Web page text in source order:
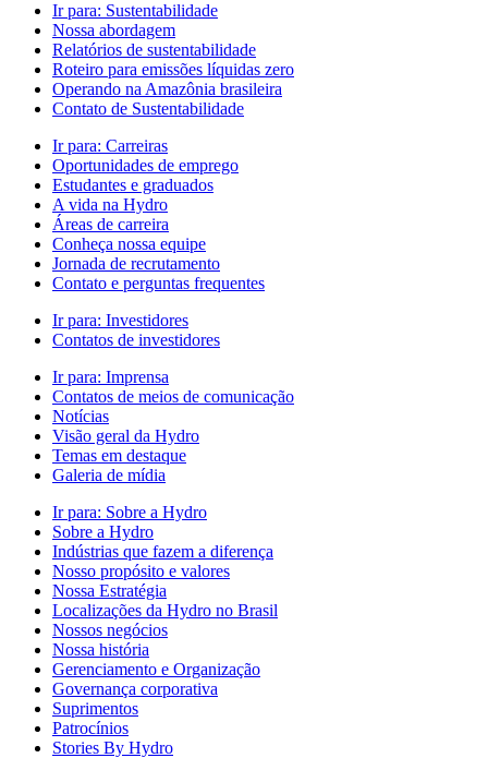
Ir para: Sustentabilidade
Nossa abordagem
Relatórios de sustentabilidade
Roteiro para emissões líquidas zero
Operando na Amazônia brasileira
Contato de Sustentabilidade
Ir para: Carreiras
Oportunidades de emprego
Estudantes e graduados
A vida na Hydro
Áreas de carreira
Conheça nossa equipe
Jornada de recrutamento
Contato e perguntas frequentes
Ir para: Investidores
Contatos de investidores
Ir para: Imprensa
Contatos de meios de comunicação
Notícias
Visão geral da Hydro
Temas em destaque
Galeria de mídia
Ir para: Sobre a Hydro
Sobre a Hydro
Indústrias que fazem a diferença
Nosso propósito e valores
Nossa Estratégia
Localizações da Hydro no Brasil
Nossos negócios
Nossa história
Gerenciamento e Organização
Governança corporativa
Suprimentos
Patrocínios
Stories By Hydro